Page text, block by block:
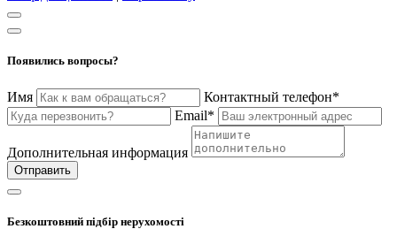
Появились вопросы?
Имя
Контактный телефон*
Email*
Дополнительная информация
Отправить
Безкоштовний підбір нерухомості